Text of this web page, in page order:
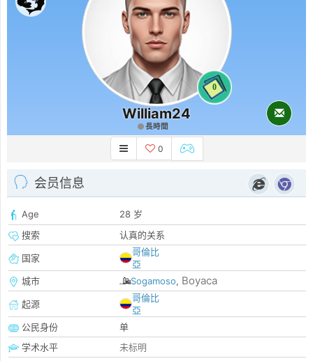
0
William24
長時間
0
会员信息
Age
28 岁
搜索
认真的关系
国家
哥倫比
亞
城市
Sogamoso, Boyaca
起源
哥倫比
亞
公民身份
单
学术水平
未标明